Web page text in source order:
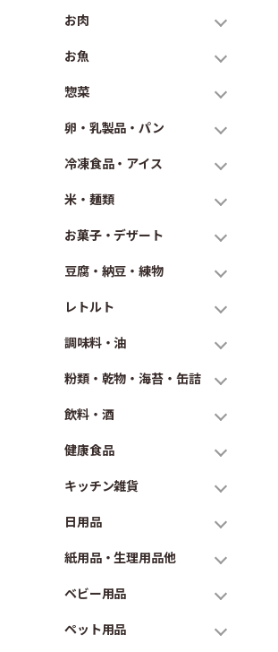
お肉
お魚
惣菜
卵・乳製品・パン
冷凍食品・アイス
米・麺類
お菓子・デザート
豆腐・納豆・練物
レトルト
調味料・油
粉類・乾物・海苔・缶詰
飲料・酒
健康食品
キッチン雑貨
日用品
紙用品・生理用品他
ベビー用品
ペット用品